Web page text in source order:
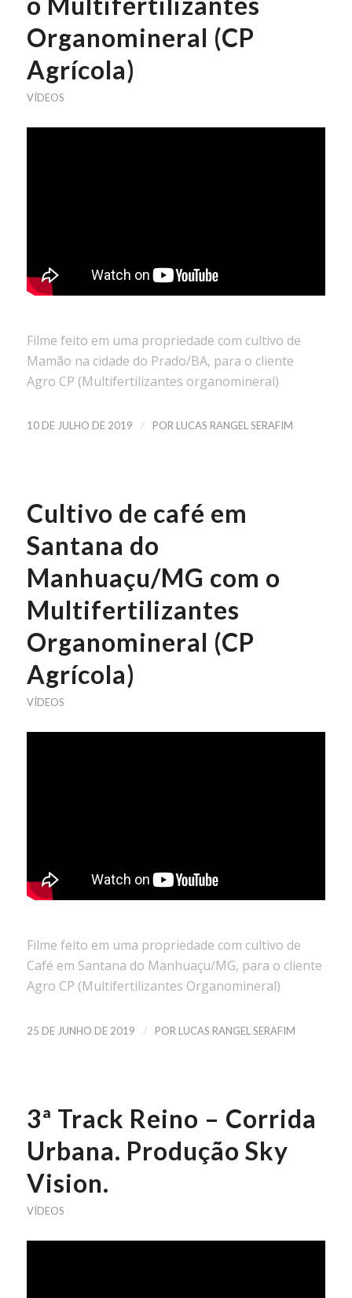
Organomineral (CP
Agrícola)
VÍDEOS
Filme feito em uma propriedade com cultivo de
Mamão na cidade do Prado/BA, para o cliente
Agro CP (Multifertilizantes organomineral)
10 DE JULHO DE 2019 / POR LUCAS RANGEL SERAFIM
Cultivo de café em
Santana do
Manhuaçu/MG com o
Multifertilizantes
Organomineral (CP
Agrícola)
VÍDEOS
Filme feito em uma propriedade com cultivo de
Café em Santana do Manhuaçu/MG, para o cliente
Agro CP (Multifertilizantes Organomineral)
25 DE JUNHO DE 2019 / POR LUCAS RANGEL SERAFIM
3ª Track Reino – Corrida
Urbana. Produção Sky
Vision.
VÍDEOS